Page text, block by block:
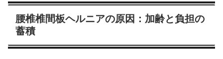
腰椎椎間板ヘルニアの原因：加齢と負担の
蓄積